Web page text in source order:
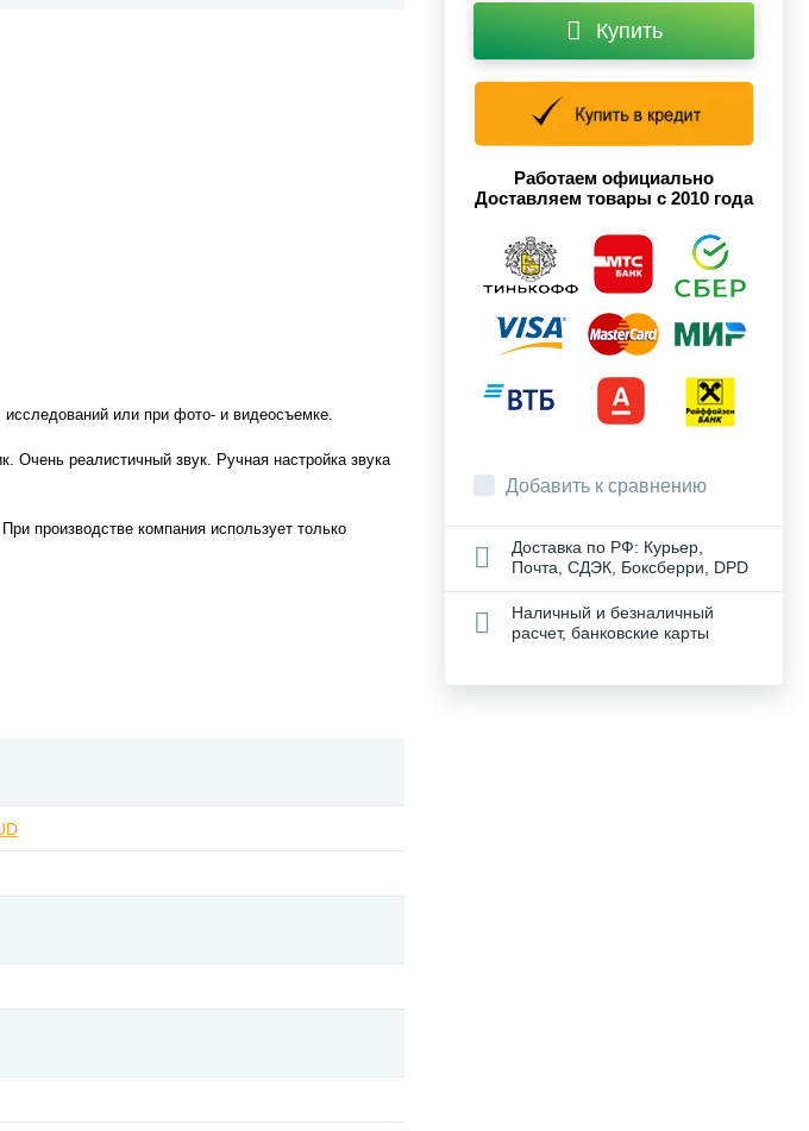
или при фото- и видеосъемке.
Очень реалистичный звук. Ручная настройка звука
производстве компания использует только
Купить
Работаем официально
Доставляем товары с 2010 года
Добавить к сравнению
Доставка по РФ: Курьер,
Почта, СДЭК, Боксберри, DPD
Наличный и безналичный
расчет, банковские карты